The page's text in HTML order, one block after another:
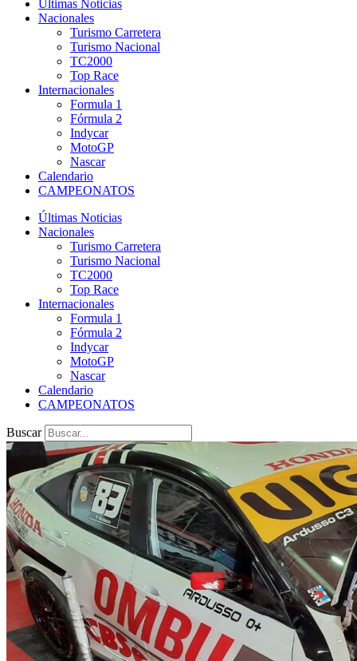
Últimas Noticias
Nacionales
Turismo Carretera
Turismo Nacional
TC2000
Top Race
Internacionales
Formula 1
Fórmula 2
Indycar
MotoGP
Nascar
Calendario
CAMPEONATOS
Últimas Noticias
Nacionales
Turismo Carretera
Turismo Nacional
TC2000
Top Race
Internacionales
Formula 1
Fórmula 2
Indycar
MotoGP
Nascar
Calendario
CAMPEONATOS
Buscar